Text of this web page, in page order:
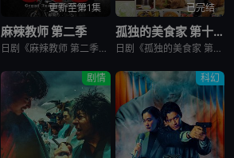
更新至第1集
麻辣教师 第二季
日剧《麻辣教师 第二季》又名：GTO 2,GTO 続編，讲述了：故事背景设定在由大型企业出资设立的私立诚进学园。在这个推崇数字化管理、师生评价透明化的“令和教育现场”，52岁的鬼塚英吉将出任班主任。面
已完结
孤独的美食家 第十一季
日剧《孤独的美食家 第十一季》又名：孤独のグルメ Season11，讲述了：《孤独的美食家》 第11季宣布回归，定档4月3日开播。这也是继2022年10月第10季播出以来，该系列时隔三年半再次推出新一
剧情 科幻